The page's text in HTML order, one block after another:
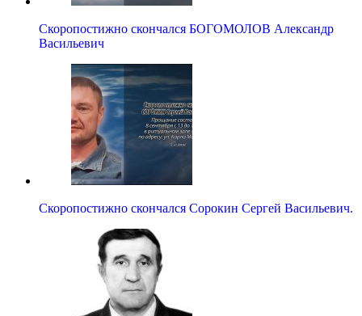
Скоропостижно скончался БОГОМОЛОВ Александр
Васильевич
Скоропостижно скончался Сорокин Сергей Васильевич.